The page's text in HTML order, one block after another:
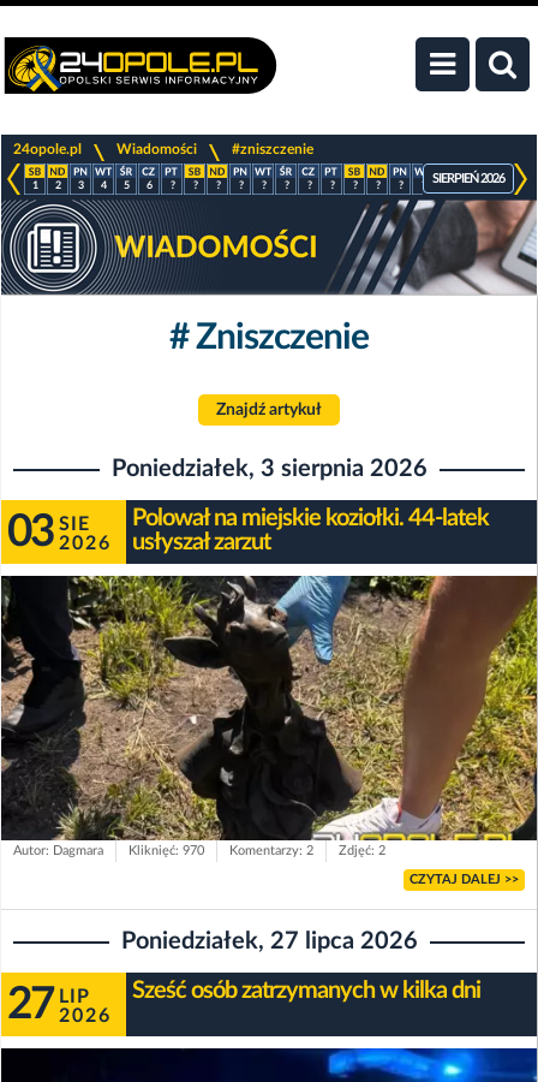
24opole.pl Wiadomości #zniszczenie
1 2 3 4 5 6 ? ? ? ? ? ? ? ? ? ? ? ? ? ? ?
SIERPIEŃ 2026
# Zniszczenie
Znajdź artykuł
Poniedziałek, 3 sierpnia 2026
03 SIE
2026
Polował na miejskie koziołki. 44-latek
usłyszał zarzut
Autor: Dagmara Kliknięć: 970 Komentarzy: 2 Zdjęć: 2
CZYTAJ DALEJ >>
Poniedziałek, 27 lipca 2026
27 LIP
2026
Sześć osób zatrzymanych w kilka dni